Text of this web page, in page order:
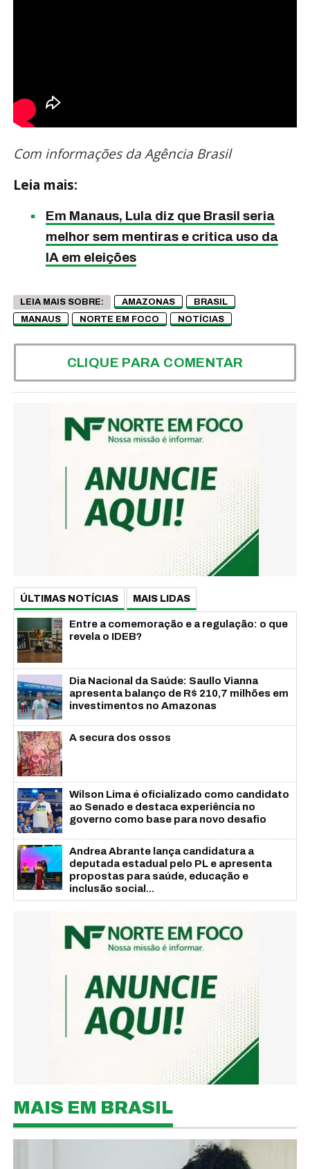
Com informações da Agência Brasil
Leia mais:
Em Manaus, Lula diz que Brasil seria
melhor sem mentiras e critica uso da
IA em eleições
LEIA MAIS SOBRE: AMAZONAS
BRASIL
MANAUS
NORTE EM FOCO NOTÍCIAS
CLIQUE PARA COMENTAR
ÚLTIMAS NOTÍCIAS MAIS LIDAS
Entre a comemoração e a regulação: o que
revela o IDEB?
Dia Nacional da Saúde: Saullo Vianna
apresenta balanço de R$ 210,7 milhões em
investimentos no Amazonas
A secura dos ossos
Wilson Lima é oficializado como candidato
ao Senado e destaca experiência no
governo como base para novo desafio
Andrea Abrante lança candidatura a
deputada estadual pelo PL e apresenta
propostas para saúde, educação e
inclusão social...
MAIS EM BRASIL